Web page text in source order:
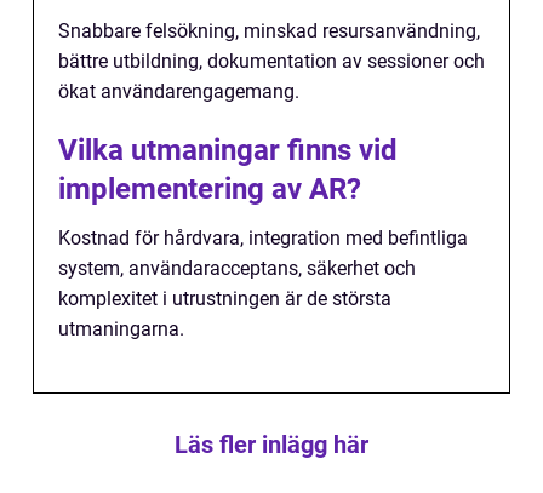
Snabbare felsökning, minskad resursanvändning,
bättre utbildning, dokumentation av sessioner och
ökat användarengagemang.
Vilka utmaningar finns vid
implementering av AR?
Kostnad för hårdvara, integration med befintliga
system, användaracceptans, säkerhet och
komplexitet i utrustningen är de största
utmaningarna.
Läs fler inlägg här